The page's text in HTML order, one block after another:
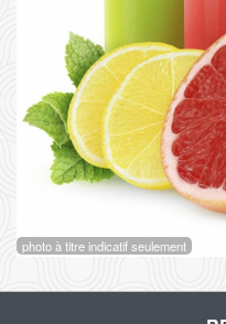
photo à titre indicatif seulement